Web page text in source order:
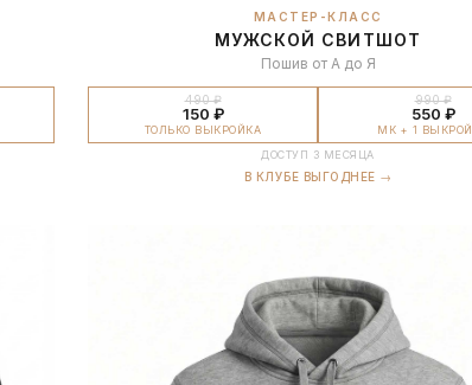
МАСТЕР-КЛАСС
МУЖСКОЙ СВИТШОТ
Пошив от А до Я
490 ₽
150 ₽
ТОЛЬКО ВЫКРОЙКА
990 ₽
550 ₽
МК + 1
ДОСТУП 3 МЕСЯЦА
В КЛУБЕ ВЫГОДНЕЕ →